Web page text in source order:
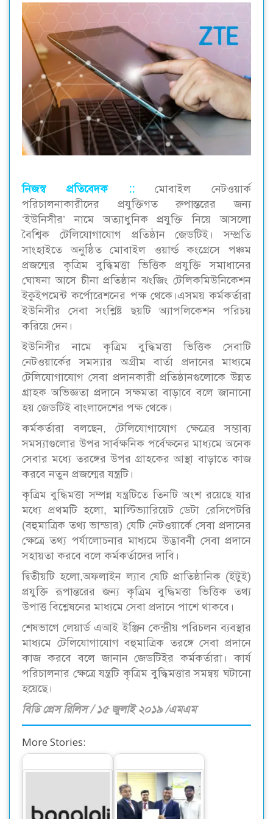
নিজস্ব প্রতিবেদক ::
মোবাইল নেটওয়ার্ক
পরিচালনাকারীদের প্রযুক্তিগত রুপান্তরের জন্য
‘ইউনিসীর’ নামে অত্যাধুনিক প্রযুক্তি নিয়ে আসলো
বৈশ্বিক টেলিযোগাযোগ প্রতিষ্ঠান জেডটিই। সম্প্রতি
সাংহাইতে অনুষ্ঠিত মোবাইল ওয়ার্ল্ড কংগ্রেসে পঞ্চম
প্রজন্মের কৃত্রিম বুদ্ধিমত্তা ভিত্তিক প্রযুক্তি সমাধানের
ঘোষনা আসে চীনা প্রতিষ্ঠান ঝংজিং টেলিকমিউনিকেশন
ইকুইপমেন্ট কর্পোরেশনের পক্ষ থেকে।এসময় কর্মকর্তারা
ইউনিসীর সেবা সংশ্লিষ্ট ছয়টি অ্যাপলিকেশন পরিচয়
করিয়ে দেন।
ইউনিসীর নামে কৃত্রিম বুদ্ধিমত্তা ভিত্তিক সেবাটি
নেটওয়ার্কের সমস্যার অগ্রীম বার্তা প্রদানের মাধ্যমে
টেলিযোগাযোগ সেবা প্রদানকারী প্রতিষ্ঠানগুলোকে উন্নত
গ্রাহক অভিজ্ঞতা প্রদানে সক্ষমতা বাড়াবে বলে জানানো
হয় জেডটিই বাংলাদেশের পক্ষ থেকে।
কর্মকর্তারা বলছেন, টেলিযোগাযোগ ক্ষেত্রের সম্ভাব্য
সমস্যাগুলোর উপর সার্বক্ষনিক পর্বেক্ষনের মাধ্যমে অনেক
সেবার মধ্যে তরঙ্গের উপর গ্রাহকের আস্থা বাড়াতে কাজ
করবে নতুন প্রজন্মের যন্ত্রটি।
কৃত্রিম বুদ্ধিমত্তা সম্পন্ন যন্ত্রটিতে তিনটি অংশ রয়েছে যার
মধ্যে প্রথমটি হলো, মাল্টিভ্যারিয়েট ডেটা রেসিপেটরি
(বহুমাত্রিক তথ্য ভান্ডার) যেটি নেটওয়ার্কে সেবা প্রদানের
ক্ষেত্রে তথ্য পর্যালোচনার মাধ্যমে উদ্ভাবনী সেবা প্রদানে
সহায়তা করবে বলে কর্মকর্তাদের দাবি।
দ্বিতীয়টি হলো,অফলাইন ল্যাব যেটি প্রাতিষ্ঠানিক (ইটুই)
প্রযুক্তি রূপান্তরের জন্য কৃত্রিম বুদ্ধিমত্তা ভিত্তিক তথ্য
উপাত্ত বিশ্লেষনের মাধ্যমে সেবা প্রদানে পাশে থাকবে।
শেষভাগে লেয়ার্ড এআই ইঞ্জিন কেন্দ্রীয় পরিচলন ব্যবস্থার
মাধ্যমে টেলিযোগাযোগ বহুমাত্রিক তরঙ্গে সেবা প্রদানে
কাজ করবে বলে জানান জেডটিইর কর্মকর্তারা। কার্য
পরিচালনার ক্ষেত্রে যন্ত্রটি কৃত্রিম বুদ্ধিমত্তার সমন্বয় ঘটানো
হয়েছে।
বিডি প্রেস রিলিস / ১৫ জুলাই ২০১৯ /এমএম
More Stories:
বাংলালিংক পেল ডাচ বাংলা’র টায়ার ফোর